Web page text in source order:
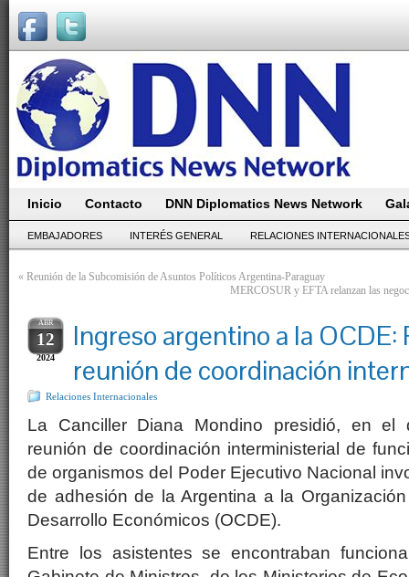
Inicio Contacto DNN Diplomatics News Network
EMBAJADORES INTERÉS GENERAL RELACIONES
« Reunión de la Subcomisión de Asuntos Políticos Argentina-Paraguay
MERCOSUR y EFTA relanzan las
ABR
12
2024
Ingreso argentino a la OCDE:
reunión de coordinación
Relaciones Internacionales
La Canciller Diana Mondino presidió, en el
reunión de coordinación interministerial de
de organismos del Poder Ejecutivo Nacional
de adhesión de la Argentina a la
Desarrollo Económicos (OCDE).
Entre los asistentes se encontraban